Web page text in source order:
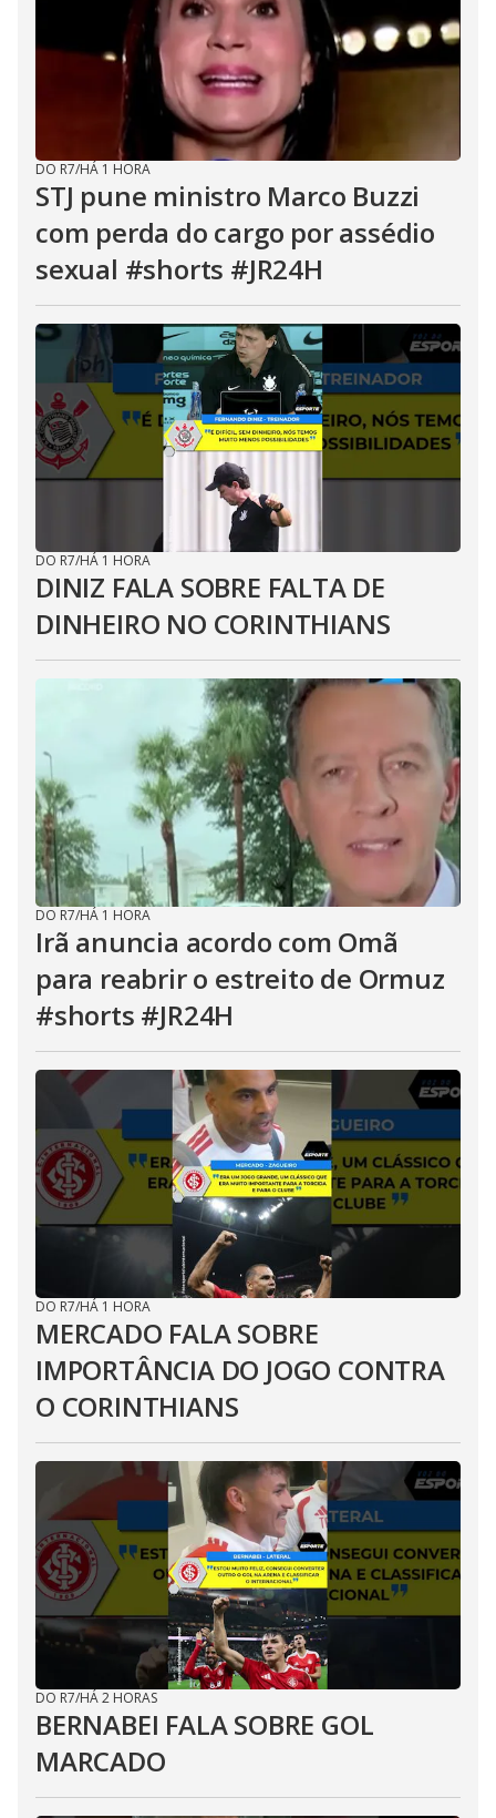
DO R7/HÁ 1 HORA
STJ pune ministro Marco Buzzi
com perda do cargo por assédio
sexual #shorts #JR24H
DO R7/HÁ 1 HORA
DINIZ FALA SOBRE FALTA DE
DINHEIRO NO CORINTHIANS
DO R7/HÁ 1 HORA
Irã anuncia acordo com Omã
para reabrir o estreito de Ormuz
#shorts #JR24H
DO R7/HÁ 1 HORA
MERCADO FALA SOBRE
IMPORTÂNCIA DO JOGO CONTRA
O CORINTHIANS
DO R7/HÁ 2 HORAS
BERNABEI FALA SOBRE GOL
MARCADO